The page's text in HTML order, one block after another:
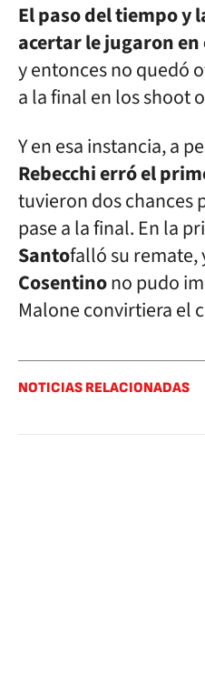
El paso del tiempo y
acertar le jugaron en
y entonces no quedó
a la final en los shoot
Y en esa instancia, a
Rebecchi erró el
tuvieron dos chances
pase a la final. En la
Santofalló su remate,
Cosentinono pudo
Malone convirtiera el
NOTICIAS RELACIONADAS